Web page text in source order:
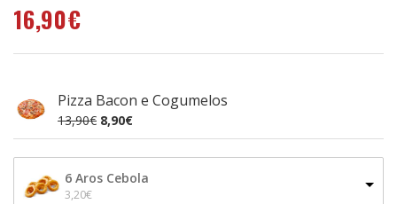
16,90€
Pizza Bacon e Cogumelos
13,90€ 8,90€
6 Aros Cebola
3,20€